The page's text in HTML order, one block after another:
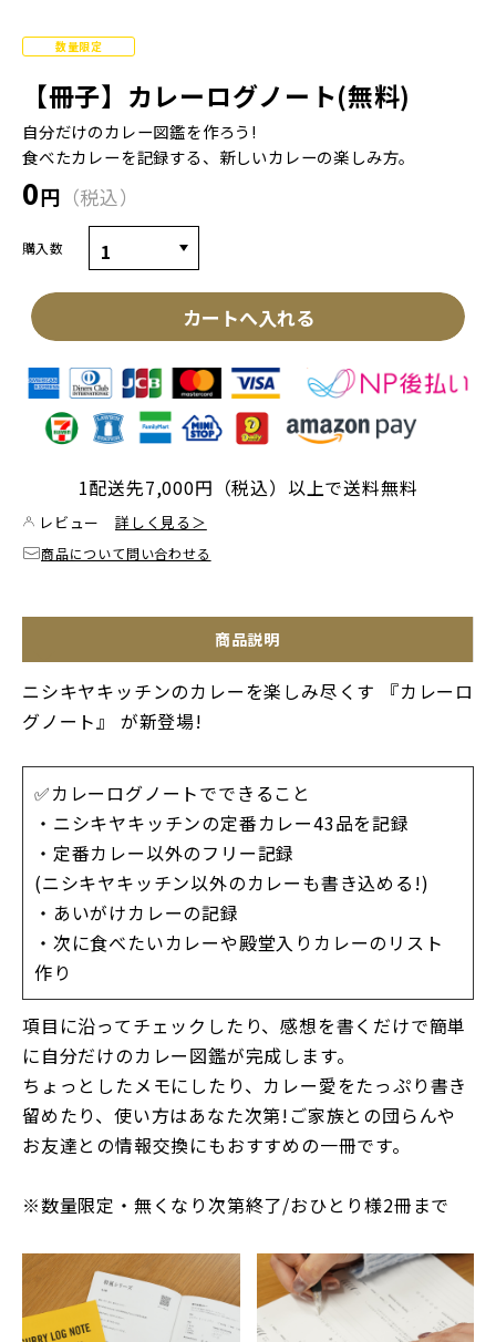
数量限定
【冊子】カレーログノート(無料)
自分だけのカレー図鑑を作ろう!
食べたカレーを記録する、新しいカレーの楽しみ方。
0円 税込
購入数
カートへ入れる
1配送先7,000円（税込）以上で送料無料
レビュー 詳しく見る＞
商品について問い合わせる
商品説明
ニシキヤキッチンのカレーを楽しみ尽くす 『カレーロ
グノート』 が新登場!
✅カレーログノートでできること
・ニシキヤキッチンの定番カレー43品を記録
・定番カレー以外のフリー記録
(ニシキヤキッチン以外のカレーも書き込める!)
・あいがけカレーの記録
・次に食べたいカレーや殿堂入りカレーのリスト
作り
項目に沿ってチェックしたり、感想を書くだけで簡単
に自分だけのカレー図鑑が完成します。
ちょっとしたメモにしたり、カレー愛をたっぷり書き
留めたり、使い方はあなた次第!ご家族との団らんや
お友達との情報交換にもおすすめの一冊です。
※数量限定・無くなり次第終了/おひとり様2冊まで